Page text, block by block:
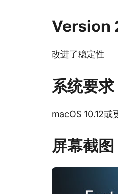
Version
改进了稳定性
系统要求
macOS 10.12或
屏幕截图